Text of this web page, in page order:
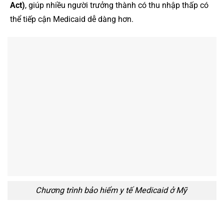
Act), giúp nhiều người trưởng thành có thu nhập thấp có
thể tiếp cận Medicaid dễ dàng hơn.
Chương trình bảo hiểm y tế Medicaid ở Mỹ